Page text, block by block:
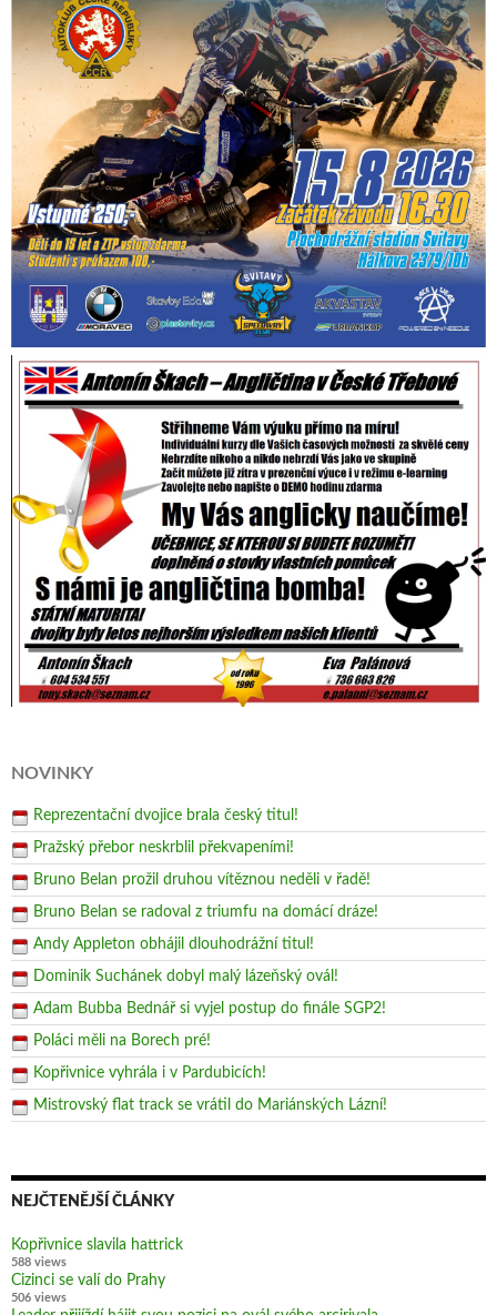
NOVINKY
Reprezentační dvojice brala český titul!
Pražský přebor neskrblil překvapeními!
Bruno Belan prožil druhou vítěznou neděli v řadě!
Bruno Belan se radoval z triumfu na domácí dráze!
Andy Appleton obhájil dlouhodrážní titul!
Dominik Suchánek dobyl malý lázeňský ovál!
Adam Bubba Bednář si vyjel postup do finále SGP2!
Poláci měli na Borech pré!
Kopřivnice vyhrála i v Pardubicích!
Mistrovský flat track se vrátil do Mariánských Lázní!
NEJČTENĚJŠÍ ČLÁNKY
Kopřivnice slavila hattrick
588 views
Cizinci se valí do Prahy
506 views